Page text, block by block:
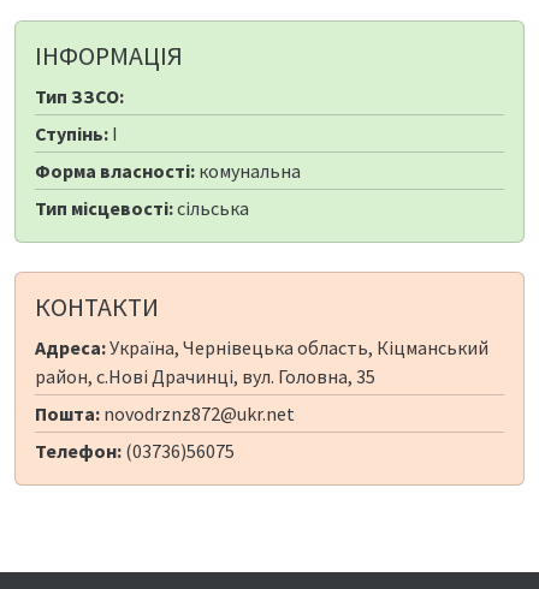
ІНФОРМАЦІЯ
Тип ЗЗСО:
Ступінь: I
Форма власності: комунальна
Тип місцевості:сільська
КОНТАКТИ
Адреса:Україна, Чернівецька область, Кіцманський
район, с.Нові Драчинці, вул. Головна, 35
Пошта: novodrznz872@ukr.net
Телефон: (03736)56075